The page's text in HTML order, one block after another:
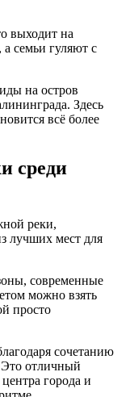
выходит на
а семьи гуляют с
на остров
Здесь
всё более
среди
реки,
лучших мест для
современные
можно взять
просто
сочетанию
отличный
города и